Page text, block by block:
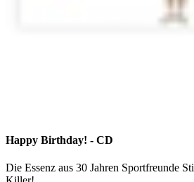
Happy Birthday! - CD
Die Essenz aus 30 Jahren Sportfreunde